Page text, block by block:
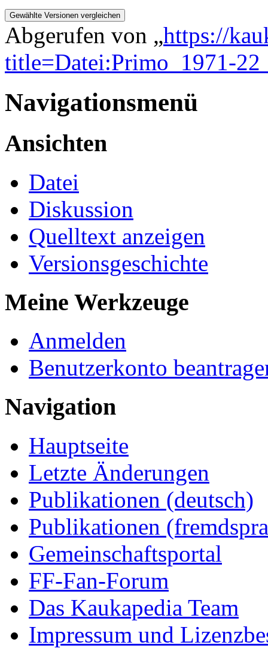
Abgerufen von „https://
title=Datei:Primo_1971-
Navigationsmenü
Ansichten
Datei
Diskussion
Quelltext anzeigen
Versionsgeschichte
Meine Werkzeuge
Anmelden
Benutzerkonto
Navigation
Hauptseite
Letzte Änderungen
Publikationen (deutsch)
Publikationen
Gemeinschaftsportal
FF-Fan-Forum
Das Kaukapedia Team
Impressum und